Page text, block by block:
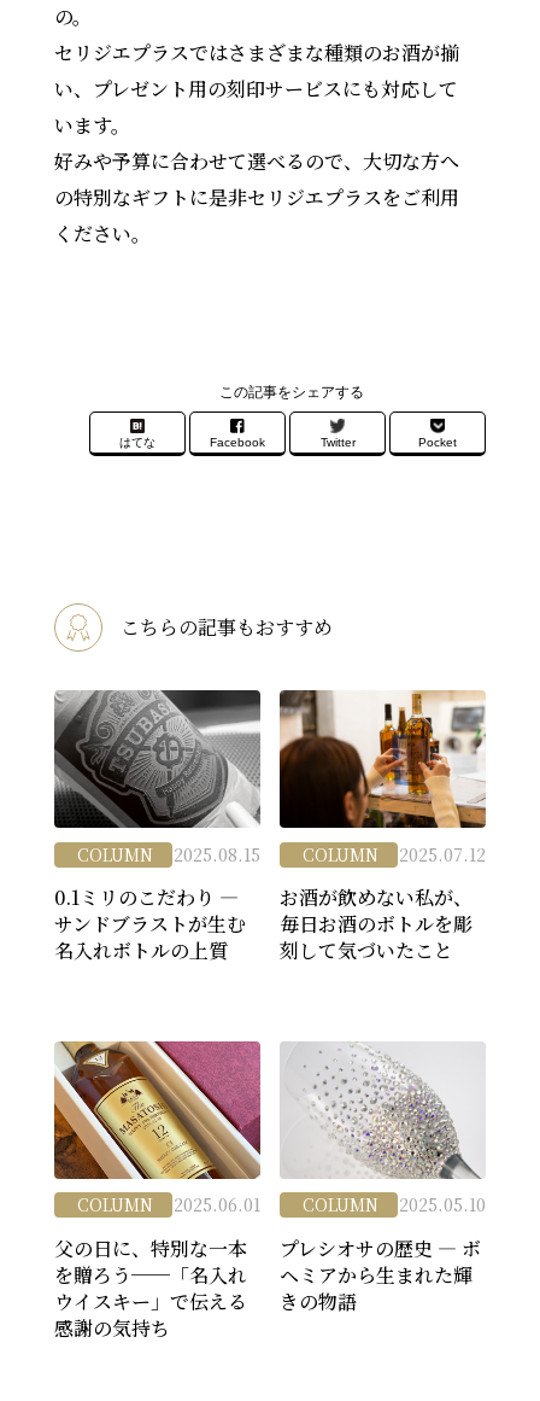
の。
セリジエプラスではさまざまな種類のお酒が揃
い、プレゼント用の刻印サービスにも対応して
います。
好みや予算に合わせて選べるので、大切な方へ
の特別なギフトに是非セリジエプラスをご利用
ください。
この記事をシェアする
はてな Facebook Twitter Pocket
こちらの記事もおすすめ
COLUMN 2025.08.15
0.1ミリのこだわり ―
サンドブラストが生む
名入れボトルの上質
COLUMN 2025.07.12
お酒が飲めない私が、
毎日お酒のボトルを彫
刻して気づいたこと
COLUMN 2025.06.01
父の日に、特別な一本
を贈ろう──「名入れ
ウイスキー」で伝える
感謝の気持ち
COLUMN 2025.05.10
プレシオサの歴史 ― ボ
ヘミアから生まれた輝
きの物語